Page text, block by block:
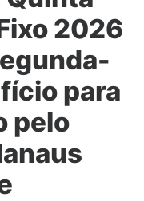
2026
para
pelo